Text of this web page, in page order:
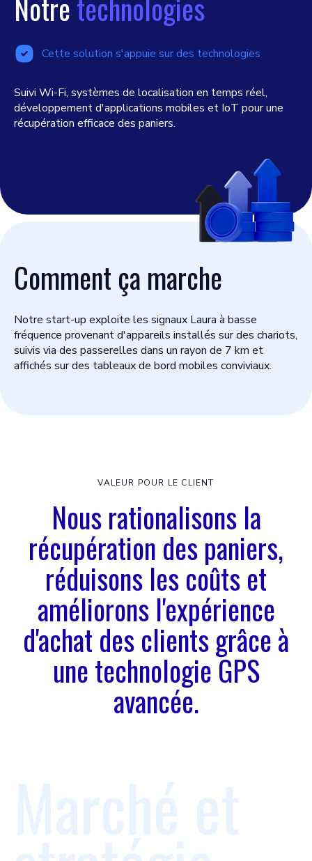
Notretechnologies
Cette solution s'appuie sur des technologies
Suivi Wi-Fi, systèmes de localisation en temps réel,
développement d'applications mobiles et IoT pour une
récupération efficace des paniers.
Comment ça marche
Notre start-up exploite les signaux Laura à basse
fréquence provenant d'appareils installés sur des chariots,
suivis via des passerelles dans un rayon de 7 km et
affichés sur des tableaux de bord mobiles conviviaux.
VALEUR POUR LE CLIENT
Nous rationalisons la
récupération des paniers,
réduisons les coûts et
améliorons l'expérience
d'achat des clients grâce à
une technologie GPS
avancée.